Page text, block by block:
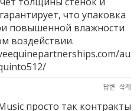
что упаковка
повышенной влажности
воздействии.
au
답변 삭제
просто так контракты